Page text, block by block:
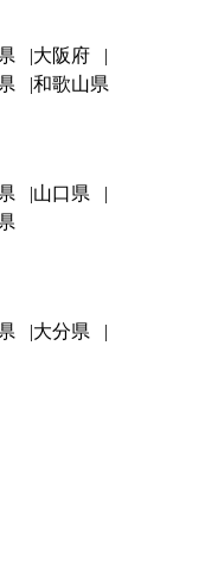
大阪府
和歌山県
山口県
大分県